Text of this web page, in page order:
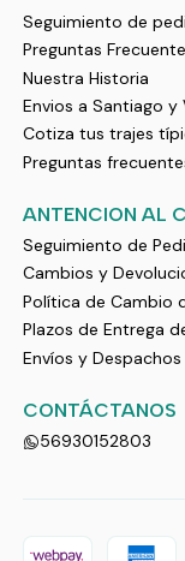
Seguimiento de
Preguntas
Nuestra Historia
Envios a Santiago y
Cotiza tus trajes
Preguntas
ANTENCION AL
Seguimiento de
Cambios y
Política de Cambio
Plazos de Entrega
Envíos y Despachos
CONTÁCTANOS
56930152803